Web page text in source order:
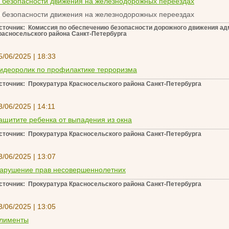
движения на железнодорожных переездах
Комиссия по обеспечению безопасности дорожного движения
района Санкт-Петербурга
06/2025 | 18:33
по профилактике терроризма
Прокуратура Красносельского района Санкт-Петербурга
06/2025 | 14:11
ребенка от выпадения из окна
Прокуратура Красносельского района Санкт-Петербурга
06/2025 | 13:07
прав несовершеннолетних
Прокуратура Красносельского района Санкт-Петербурга
06/2025 | 13:05